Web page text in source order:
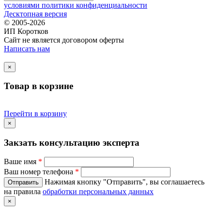
условиями политики конфиденциальности
Десктопная версия
© 2005-2026
ИП Коротков
Сайт не является договором оферты
Написать нам
×
Товар в корзине
Перейти в корзину
×
Закзать консультацию эксперта
Ваше имя *
Ваш номер телефона *
Нажимая кнопку "Отправить", вы соглашаетесь
на правила обработки персональных данных
×